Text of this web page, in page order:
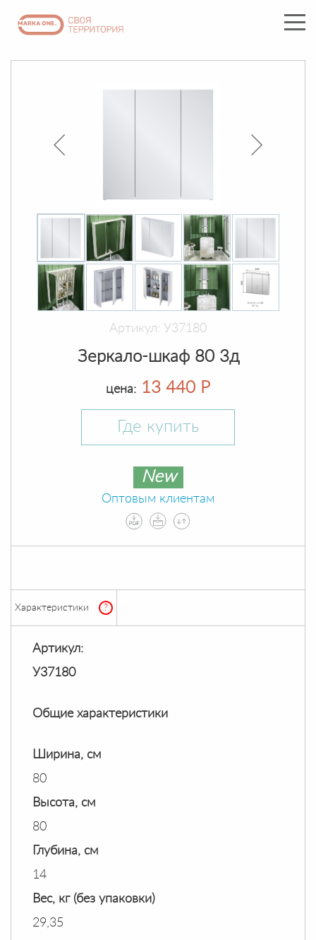
Артикул: У37180
Зеркало-шкаф 80 3д
цена: 13 440 Р
Где купить
New
Оптовым клиентам
Характеристики ?
Артикул:
У37180
Общие характеристики
Ширина, см
80
Высота, см
80
Глубина, см
14
Вес, кг (без упаковки)
29,35